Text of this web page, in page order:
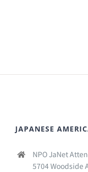
JAPANESE
NPO JaNet
5704 Woodside